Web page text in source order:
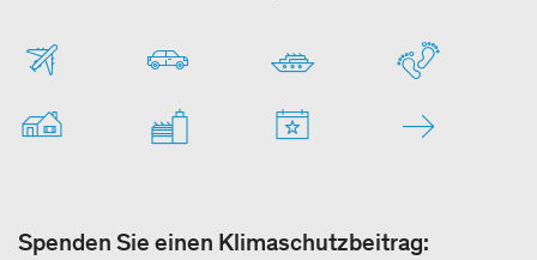
Spenden Sie einen Klimaschutzbeitrag: